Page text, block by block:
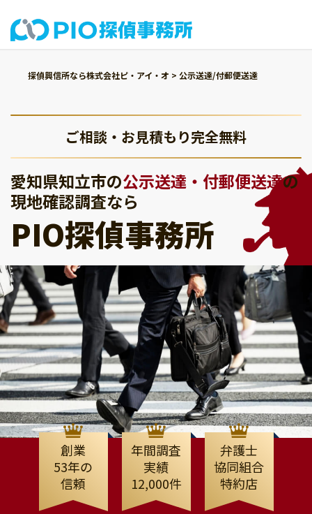
探偵興信所なら株式会社ピ・アイ・オ > 公示送達/付郵便送達
ご相談・お見積もり完全無料
愛知県知立市の公示送達・付郵便送達の
現地確認調査なら
PIO探偵事務所
創業
53年の
信頼
年間調査
実績
12,000件
弁護士
協同組合
特約店